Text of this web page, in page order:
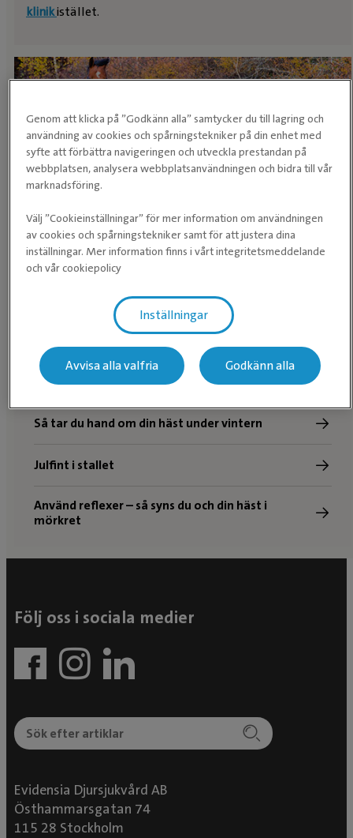
klinikistället.
Artiklar för dig som har häst
Förmaksflimmer på häst
Patellaupphakning hos häst
Så tar du hand om din häst under vintern
Julfint i stallet
Använd reflexer – så syns du och din häst i
mörkret
Följ oss i sociala medier
Evidensia Djursjukvård AB
Östhammarsgatan 74
115 28 Stockholm
Genom att klicka på ”Godkänn alla” samtycker du till lagring och
användning av cookies och spårningstekniker på din enhet med
syfte att förbättra navigeringen och utveckla prestandan på
webbplatsen, analysera webbplatsanvändningen och bidra till vår
marknadsföring.
Välj ”Cookieinställningar” för mer information om användningen
av cookies och spårningstekniker samt för att justera dina
inställningar. Mer information finns i vårt integritetsmeddelande
och vår cookiepolicy
Inställningar
Avvisa alla valfria Godkänn alla